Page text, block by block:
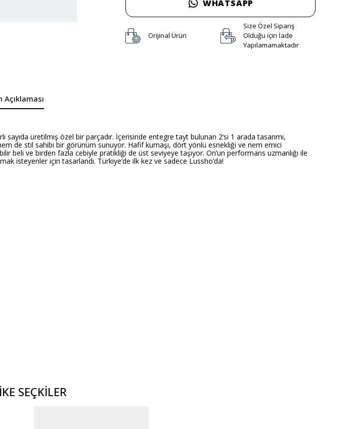
WHATSAPP
Orijinal Ürün
Size Özel Sipariş
Olduğu için İade
Yapılamamaktadır
Açıklaması
üretilmiş özel bir parçadır. İçerisinde entegre tayt bulunan 2’si 1 arada tasarımı,
de stil sahibi bir görünüm sunuyor. Hafif kumaşı, dört yönlü esnekliği ve nem emici
ve birden fazla cebiyle pratikliği de üst seviyeye taşıyor. On’un performans uzmanlığı ile
isteyenler için tasarlandı. Türkiye’de ilk kez ve sadece Lussho’da!
SEÇKİLER